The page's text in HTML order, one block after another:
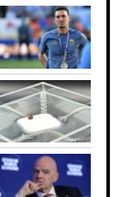
ضعف تبريد مكيف
الأسباب والحلول